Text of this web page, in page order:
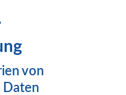
von
Daten